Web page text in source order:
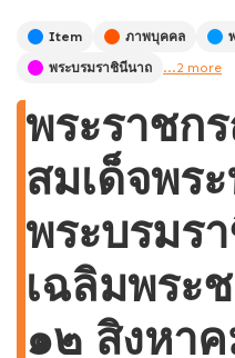
Item ภาพบุคคล
พระบรมราชินีนาถ
...2 more
พระราชก
สมเด็จพร
พระบรมร
เฉลิมพระ
๑๒ สิงหา